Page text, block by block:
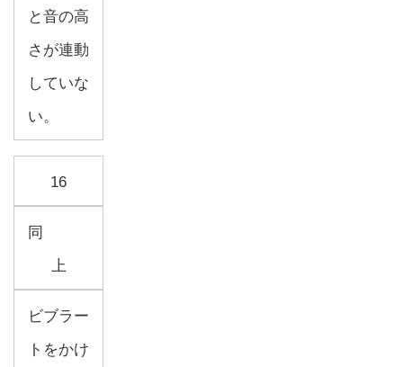
と音の高
さが連動
していな
い。
16
同
上
ビブラー
トをかけ